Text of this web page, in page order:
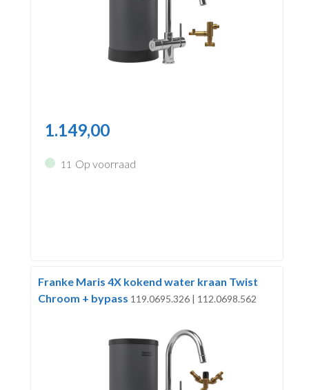
1.149,00
11 Op voorraad
Franke Maris 4X kokend water kraan Twist
Chroom + bypass 119.0695.326 | 112.0698.562